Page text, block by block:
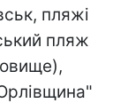
пляжі
пляж